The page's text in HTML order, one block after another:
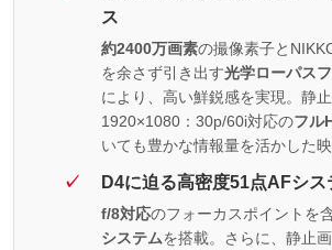
ス
約2400万画素の撮像素子と
を余さず引き出す光学ローパス
により、高い鮮鋭感を実現。静止
1920×1080：30p/60i対応のフル
いても豊かな情報量を活かした
D4に迫る高密度51点AFシス
f/8対応のフォーカスポイントを
システムを搭載。さらに、静止